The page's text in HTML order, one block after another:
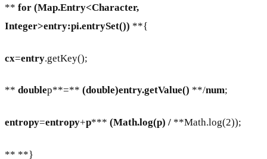
** for (Map.Entry<Character,
Integer>entry:pi.entrySet()) **{
cx=entry.getKey();
** doublep**=** (double)entry.getValue() **/num;
entropy=entropy+p*** (Math.log(p) / **Math.log(2));
** **}